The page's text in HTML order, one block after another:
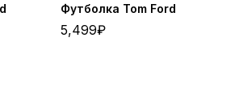
Футболка Tom Ford
5,499₽